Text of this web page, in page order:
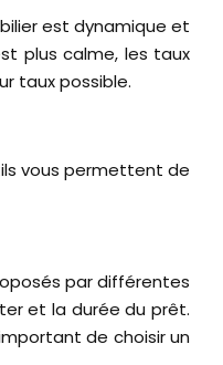
est dynamique et
plus calme, les taux
taux possible.
vous permettent de
par différentes
et la durée du prêt.
de choisir un